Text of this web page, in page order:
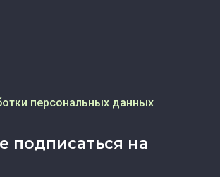
подписаться на
персональных данных